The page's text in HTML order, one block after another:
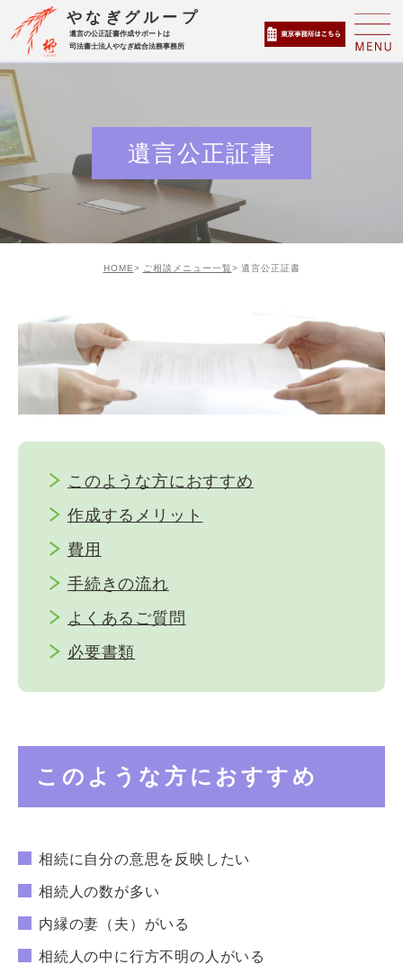
遺言の公正証書作成サポートは
司法書士法人やなぎ総合法務事務所
やなぎグループ
遺言公正証書
HOME ご相談メニュー一覧 遺言公正証書
このような方におすすめ
作成するメリット
費用
手続きの流れ
よくあるご質問
必要書類
このような方におすすめ
相続に自分の意思を反映したい
相続人の数が多い
内縁の妻（夫）がいる
相続人の中に行方不明の人がいる